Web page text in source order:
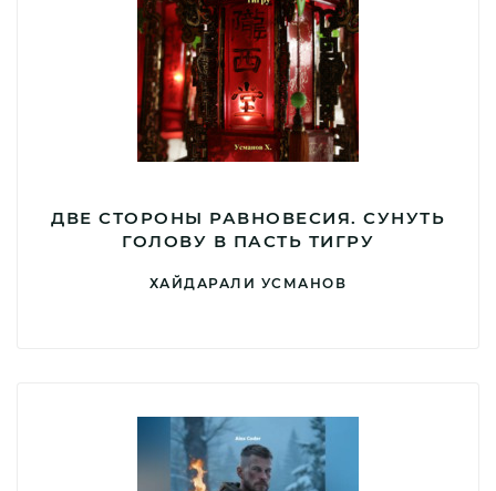
ДВЕ СТОРОНЫ РАВНОВЕСИЯ. СУНУТЬ
ГОЛОВУ В ПАСТЬ ТИГРУ
ХАЙДАРАЛИ УСМАНОВ